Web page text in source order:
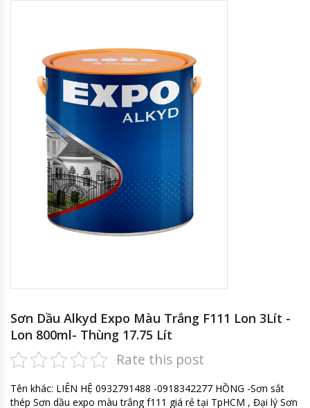
Sơn Dầu Alkyd Expo Màu Trắng F111 Lon 3Lít -
Lon 800ml- Thùng 17.75 Lít
Rate this post
Tên khác: LIÊN HỆ 0932791488 -0918342277 HỒNG -Sơn sắt
thép Sơn dầu expo màu trắng f111 giá rẻ tại TpHCM , Đại lý Sơn